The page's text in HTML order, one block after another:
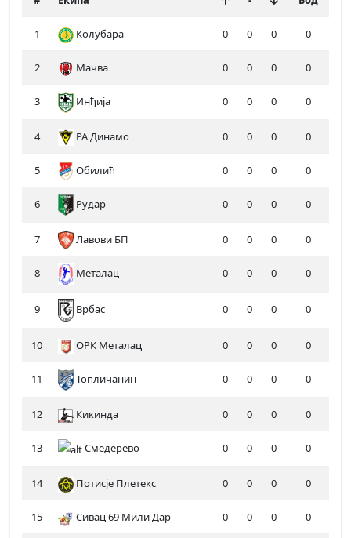
1 Колубара 0 0 0 0
2 Мачва 0 0 0 0
3 Инђија 0 0 0 0
4 РА Динамо 0 0 0 0
5 Обилић 0 0 0 0
6 Рудар 0 0 0 0
7 Лавови БП 0 0 0 0
8 Металац 0 0 0 0
9 Врбас 0 0 0 0
10 ОРК Металац 0 0 0 0
11 Топличанин 0 0 0 0
12 Кикинда 0 0 0 0
13 Смедерево 0 0 0 0
14 Потисје Плетекс 0 0 0 0
15 Сивац 69 Мили Дар 0 0 0 0